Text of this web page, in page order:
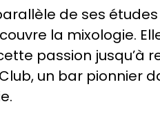
de ses
la mixologie.
passion jusqu’à
un bar pionnier